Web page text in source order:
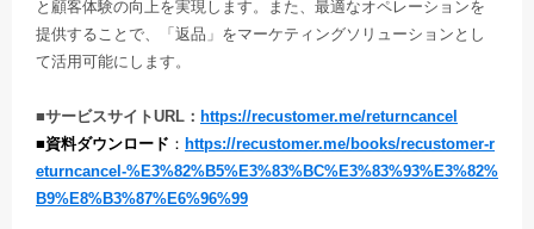
と顧客体験の向上を実現します。また、最適なオペレーションを
提供することで、「返品」をマーケティングソリューションとし
て活用可能にします。
■サービスサイトURL： https://recustomer.me/returncancel
■資料ダウンロード ： https://recustomer.me/books/recustomer-r
eturncancel-%E3%82%B5%E3%83%BC%E3%83%93%E3%82%
B9%E8%B3%87%E6%96%99